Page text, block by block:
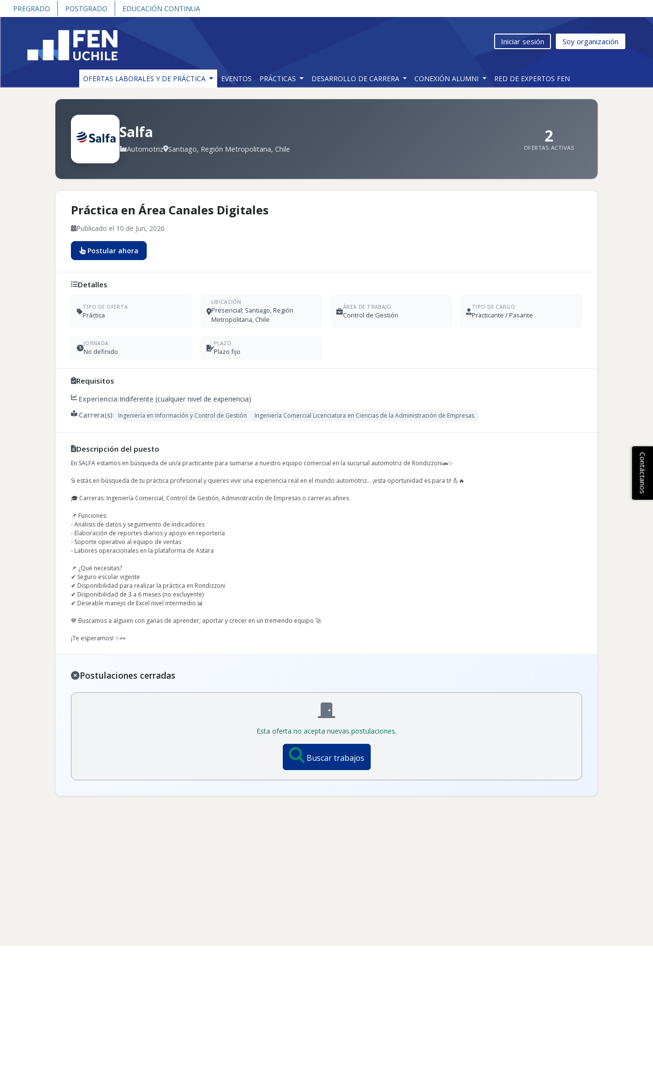
PREGRADO POSTGRADO EDUCACIÓN CONTINUA
Iniciar sesión Soy organización
OFERTAS LABORALES Y DE PRÁCTICA EVENTOS PRÁCTICAS DESARROLLO DE CARRERA CONEXIÓN ALUMNI RED DE EXPERTOS FEN
Salfa
Automotriz Santiago, Región Metropolitana, Chile
2
OFERTAS ACTIVAS
Práctica en Área Canales Digitales
Publicado el 10 de Jun, 2026
Postular ahora
Detalles
TIPO DE OFERTA
Práctica
UBICACIÓN
Presencial; Santiago, Región
Metropolitana, Chile
ÁREA DE TRABAJO
Control de Gestión
TIPO DE CARGO
Practicante / Pasante
JORNADA
No definido
PLAZO
Plazo fijo
Requisitos
Experiencia:Indiferente (cualquier nivel de experiencia)
Carrera(s): Ingeniería en Información y Control de Gestión Ingeniería Comercial Licenciatura en Ciencias de la Administración de Empresas
Descripción del puesto
En SALFA estamos en búsqueda de un/a practicante para sumarse a nuestro equipo comercial en la sucursal automotriz de Rondizzoni🚗✨
Si estás en búsqueda de tu práctica profesional y quieres vivir una experiencia real en el mundo automotriz… ¡esta oportunidad es para ti! 💪🔥
🎓 Carreras: Ingeniería Comercial, Control de Gestión, Administración de Empresas o carreras afines.
📌 Funciones:
- Análisis de datos y seguimiento de indicadores
- Elaboración de reportes diarios y apoyo en reportería
- Soporte operativo al equipo de ventas
- Labores operacionales en la plataforma de Astara
📌 ¿Qué necesitas?
✔ Seguro escolar vigente
✔ Disponibilidad para realizar la práctica en Rondizzoni
✔ Disponibilidad de 3 a 6 meses (no excluyente)
✔ Deseable manejo de Excel nivel intermedio 📊
💙 Buscamos a alguien con ganas de aprender, aportar y crecer en un tremendo equipo 🚀
¡Te esperamos! ✨👀
Postulaciones cerradas
Esta oferta no acepta nuevas postulaciones.
Buscar trabajos
Contáctanos